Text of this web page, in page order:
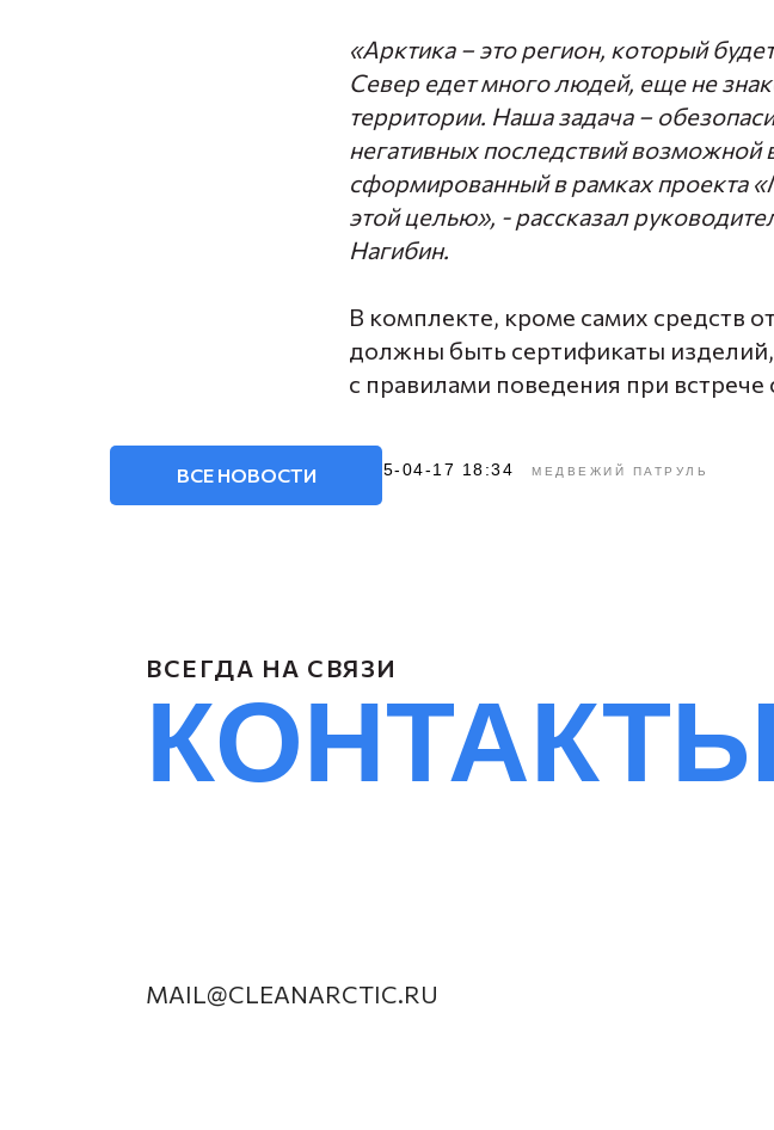
«Арктика – это регион, который
Север едет много людей, еще не
территории. Наша задача –
негативных последствий
сформированный в рамках проекта
этой целью», - рассказал
Нагибин.
В комплекте, кроме самих средств
должны быть сертификаты
с правилами поведения при
2025-04-17 18:34 МЕДВЕЖИЙ ПАТРУЛЬ
ВСЕ НОВОСТИ
КОНТАКТЫ
ВСЕГДА НА СВЯЗИ
MAIL@CLEANARCTIC.RU